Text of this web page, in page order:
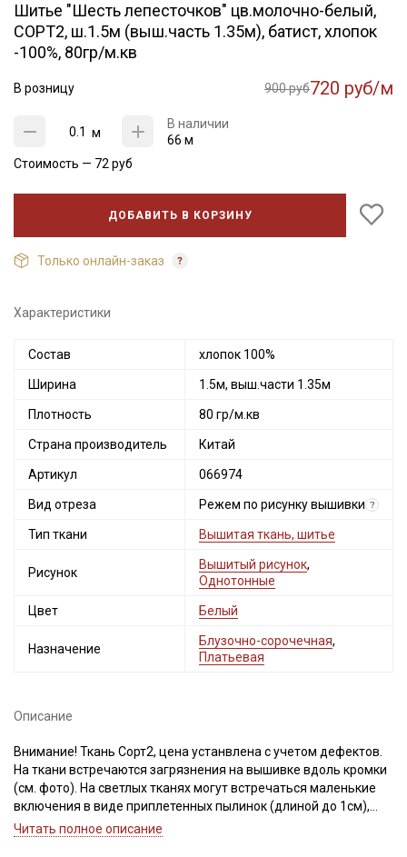
Шитье "Шесть лепесточков" цв.молочно-белый,
СОРТ2, ш.1.5м (выш.часть 1.35м), батист, хлопок
-100%, 80гр/м.кв
В розницу 900 руб720 руб/м
м
В наличии
66 м
Стоимость — 72 руб
ДОБАВИТЬ В КОРЗИНУ
Только онлайн-заказ
Характеристики
Состав хлопок 100%
Ширина 1.5м, выш.части 1.35м
Плотность 80 гр/м.кв
Страна производитель Китай
Артикул 066974
Вид отреза Режем по рисунку вышивки ?
Тип ткани Вышитая ткань, шитье
Рисунок
Вышитый рисунок,
Однотонные
Цвет Белый
Назначение
Блузочно-сорочечная,
Платьевая
Описание
Внимание! Ткань Сорт2, цена устанвлена с учетом дефектов.
На ткани встречаются загрязнения на вышивке вдоль кромки
(см. фото). На светлых тканях могут встречаться маленькие
включения в виде приплетенных пылинок (длиной до 1см),
единичные (на более 6 см в длину) вплетения нитей другого
Читать полное описание